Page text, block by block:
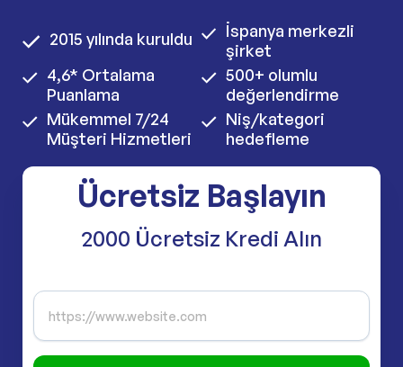
2015 yılında kuruldu
4,6* Ortalama
Puanlama
Mükemmel 7/24
Müşteri Hizmetleri
İspanya merkezli
şirket
500+ olumlu
değerlendirme
Niş/kategori
hedefleme
Ücretsiz Başlayın
2000 Ücretsiz Kredi Alın